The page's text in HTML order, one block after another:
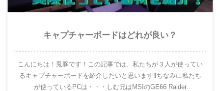
キャプチャーボードはどれが良い？
こんにちは！兎豚です！この記事では、私たちが３人が使ってい
るキャプチャーボードを紹介したいと思います‼ちなみに私たち
が使っているPCは・・・しむ兄はMSIのGE66 Raider